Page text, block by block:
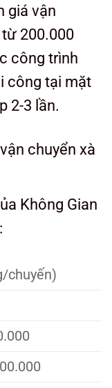
giá vận
200.000
công trình
công tại mặt
2-3 lần.
chuyển xà
Không Gian
chuyến)